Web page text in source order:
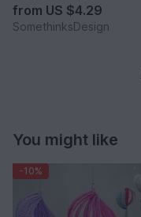
from US $4.29
SomethinksDesign
You might like
-10%